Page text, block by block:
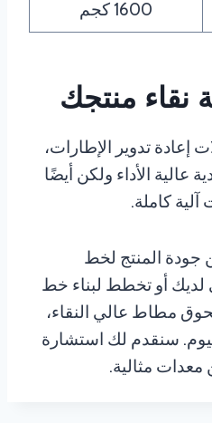
1600 كجم
نقاء منتجك
إعادة تدوير الإطارات،
الأداء ولكن أيضًا
كاملة.
المنتج لخط
أو تخطط لبناء خط
مطاط عالي النقاء،
سنقدم لك استشارة
مثالية.